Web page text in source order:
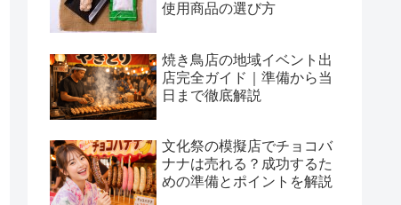
使用商品の選び方
焼き鳥店の地域イベント出
店完全ガイド｜準備から当
日まで徹底解説
文化祭の模擬店でチョコバ
ナナは売れる？成功するた
めの準備とポイントを解説